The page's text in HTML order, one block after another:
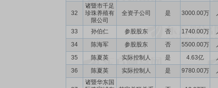
32
诸暨市千足
珍珠养殖有
限公司
全资子公司 是 3000.00万
33 孙伯仁 参股股东 否 1740.00万
34
陈海军 参股股东 否 5500.00万
35
陈夏英 实际控制人 是 4.63亿
36
陈夏英 实际控制人 是 9780.00万
诸暨华东国